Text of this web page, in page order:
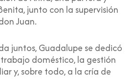
junto con la supervisión
Juan.
juntos, Guadalupe se dedicó
doméstico, la gestión
y, sobre todo, a la cría de